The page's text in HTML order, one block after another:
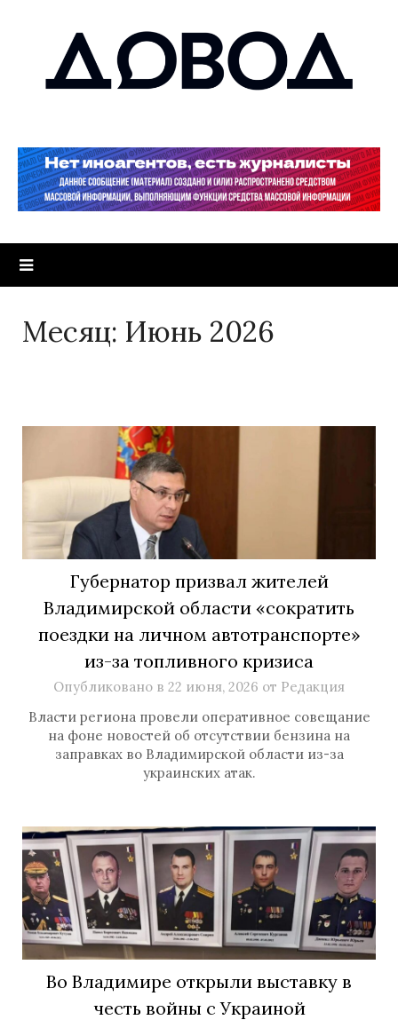
Месяц: Июнь 2026
Губернатор призвал жителей
Владимирской области «сократить
поездки на личном автотранспорте»
из-за топливного кризиса
Опубликовано в 22 июня, 2026 от Редакция
Власти региона провели оперативное совещание
на фоне новостей об отсутствии бензина на
заправках во Владимирской области из-за
украинских атак.
Во Владимире открыли выставку в
честь войны с Украиной